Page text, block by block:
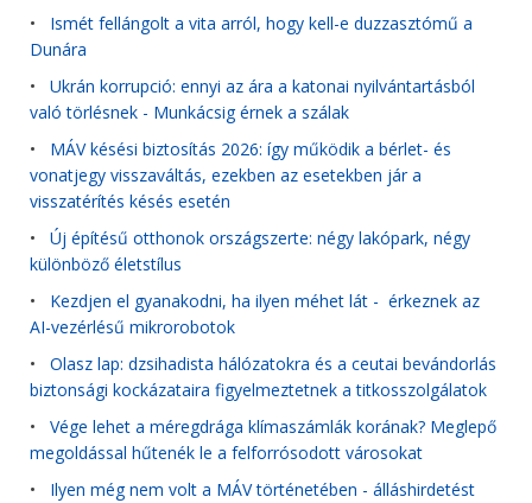
• Ismét fellángolt a vita arról, hogy kell-e duzzasztómű a
Dunára
• Ukrán korrupció: ennyi az ára a katonai nyilvántartásból
való törlésnek - Munkácsig érnek a szálak
• MÁV késési biztosítás 2026: így működik a bérlet- és
vonatjegy visszaváltás, ezekben az esetekben jár a
visszatérítés késés esetén
• Új építésű otthonok országszerte: négy lakópark, négy
különböző életstílus
• Kezdjen el gyanakodni, ha ilyen méhet lát - érkeznek az
AI-vezérlésű mikrorobotok
• Olasz lap: dzsihadista hálózatokra és a ceutai bevándorlás
biztonsági kockázataira figyelmeztetnek a titkosszolgálatok
• Vége lehet a méregdrága klímaszámlák korának? Meglepő
megoldással hűtenék le a felforrósodott városokat
• Ilyen még nem volt a MÁV történetében - álláshirdetést